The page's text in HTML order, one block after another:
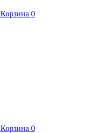
Корзина 0
Корзина 0